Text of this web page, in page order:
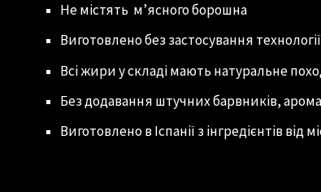
Не містять м’ясного борошна
Виготовлено без застосування технології
Всі жири у складі мають натуральне
Без додавання штучних барвників,
Виготовлено в Іспанії з інгредієнтів від